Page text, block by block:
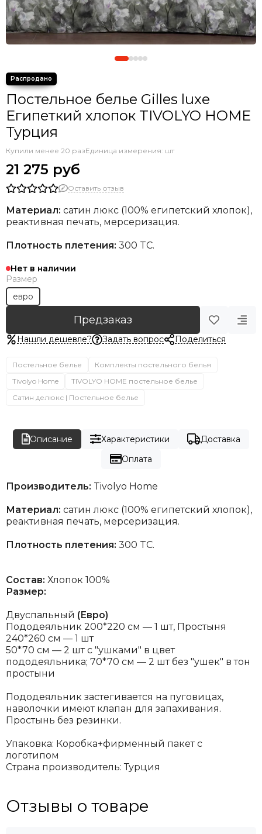
Постельное белье Gilles luxe
Египеткий хлопок TIVOLYO HOME
Турция
Купили менее 20 разЕдиница измерения: шт
21 275 руб
Оставить отзыв
Материал: сатин люкс (100% египетский хлопок),
реактивная печать, мерсеризация.
Плотность плетения: 300 TC.
Нет в наличии
Размер
евро
Предзаказ
Нашли дешевле? Задать вопрос Поделиться
Постельное белье
Комплекты постельного белья
Tivolyo Home
TIVOLYO HOME постельное белье
Сатин делюкс | Постельное белье
Описание Характеристики
Доставка
Оплата
Производитель: Tivolyo Home
Материал: сатин люкс (100% египетский хлопок),
реактивная печать, мерсеризация.
Плотность плетения: 300 TC.
Состав: Хлопок 100%
Размер:
Двуспальный (Евро)
Пододеяльник 200*220 см — 1 шт, Простыня
240*260 см — 1 шт
50*70 см — 2 шт с "ушками" в цвет
пододеяльника; 70*70 см — 2 шт без "ушек" в тон
простыни
Пододеяльник застегивается на пуговицах,
наволочки имеют клапан для запахивания.
Простынь без резинки.
Упаковка: Коробка+фирменный пакет с
логотипом
Страна производитель: Турция
Отзывы о товаре